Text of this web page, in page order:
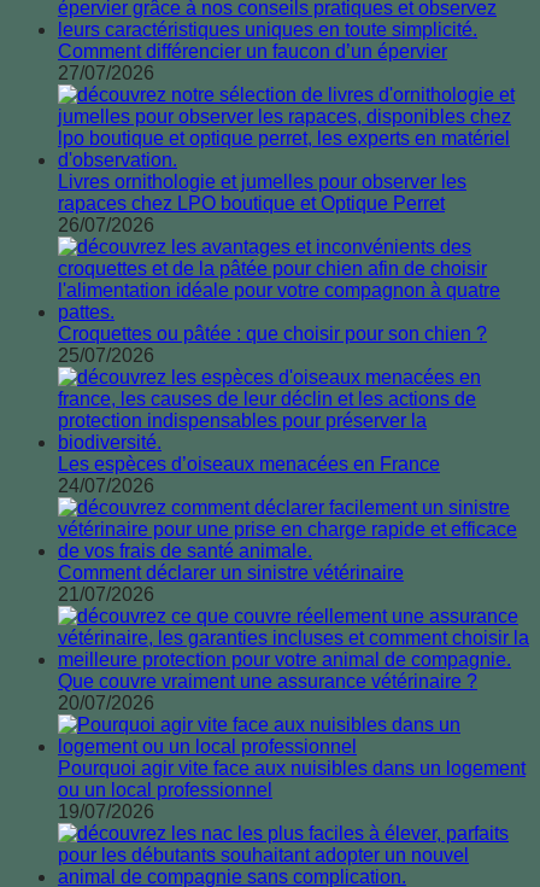
Comment différencier un faucon d’un épervier
27/07/2026
Livres ornithologie et jumelles pour observer les
rapaces chez LPO boutique et Optique Perret
26/07/2026
Croquettes ou pâtée : que choisir pour son chien ?
25/07/2026
Les espèces d’oiseaux menacées en France
24/07/2026
Comment déclarer un sinistre vétérinaire
21/07/2026
Que couvre vraiment une assurance vétérinaire ?
20/07/2026
Pourquoi agir vite face aux nuisibles dans un logement
ou un local professionnel
19/07/2026